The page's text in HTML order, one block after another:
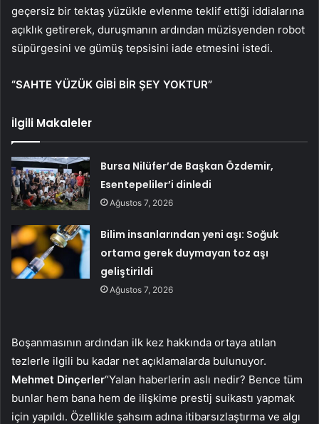
geçersiz bir tektaş yüzükle evlenme teklif ettiği iddialarına
açıklık getirerek, duruşmanın ardından müzisyenden robot
süpürgesini ve gümüş tepsisini iade etmesini istedi.
“SAHTE YÜZÜK GİBİ BİR ŞEY YOKTUR”
İlgili Makaleler
Bursa Nilüfer’de Başkan Özdemir,
Esentepeliler’i dinledi
Ağustos 7, 2026
Bilim insanlarından yeni aşı: Soğuk
ortama gerek duymayan toz aşı
geliştirildi
Ağustos 7, 2026
Boşanmasının ardından ilk kez hakkında ortaya atılan
tezlerle ilgili bu kadar net açıklamalarda bulunuyor.
Mehmet Dinçerler“Yalan haberlerin aslı nedir? Bence tüm
bunlar hem bana hem de ilişkime prestij suikastı yapmak
için yapıldı. Özellikle şahsım adına itibarsızlaştırma ve algı